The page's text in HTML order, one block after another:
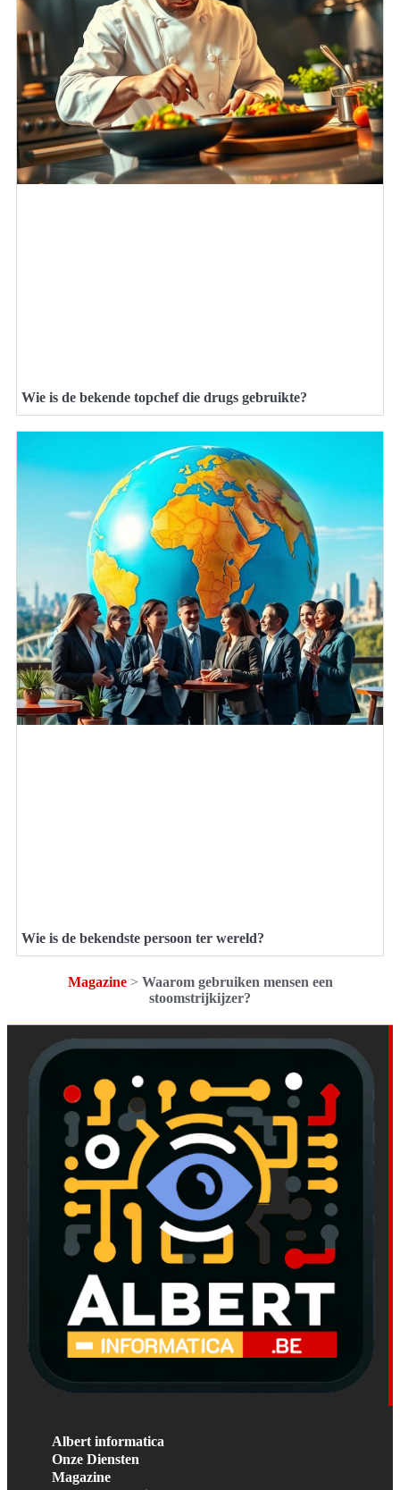
Wie is de bekende topchef die drugs gebruikte?
Wie is de bekendste persoon ter wereld?
Magazine> Waarom gebruiken mensen een
stoomstrijkijzer?
Albert informatica
Onze Diensten
Magazine